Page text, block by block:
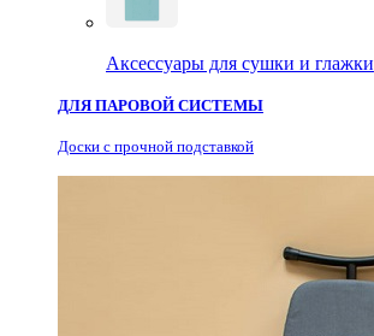
Аксессуары для сушки и глажки
ДЛЯ ПАРОВОЙ СИСТЕМЫ
Доски с прочной подставкой